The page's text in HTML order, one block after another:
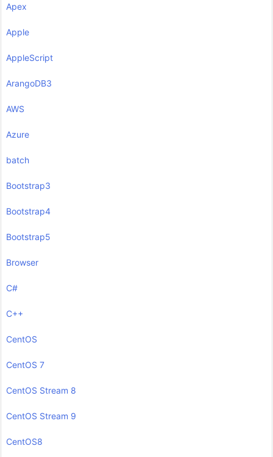
Apex
Apple
AppleScript
ArangoDB3
AWS
Azure
batch
Bootstrap3
Bootstrap4
Bootstrap5
Browser
C#
C++
CentOS
CentOS 7
CentOS Stream 8
CentOS Stream 9
CentOS8